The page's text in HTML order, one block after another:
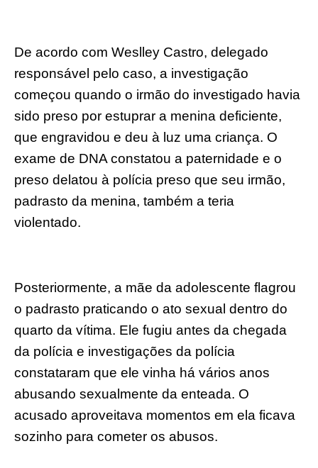
De acordo com Weslley Castro, delegado
responsável pelo caso, a investigação
começou quando o irmão do investigado havia
sido preso por estuprar a menina deficiente,
que engravidou e deu à luz uma criança. O
exame de DNA constatou a paternidade e o
preso delatou à polícia preso que seu irmão,
padrasto da menina, também a teria
violentado.
Posteriormente, a mãe da adolescente flagrou
o padrasto praticando o ato sexual dentro do
quarto da vítima. Ele fugiu antes da chegada
da polícia e investigações da polícia
constataram que ele vinha há vários anos
abusando sexualmente da enteada. O
acusado aproveitava momentos em ela ficava
sozinho para cometer os abusos.